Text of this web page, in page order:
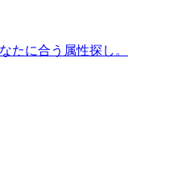
たに合う属性探し。